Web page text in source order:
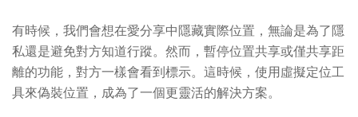
有時候，我們會想在愛分享中隱藏實際位置，無論是為了隱
私還是避免對方知道行蹤。然而，暫停位置共享或僅共享距
離的功能，對方一樣會看到標示。這時候，使用虛擬定位工
具來偽裝位置，成為了一個更靈活的解決方案。